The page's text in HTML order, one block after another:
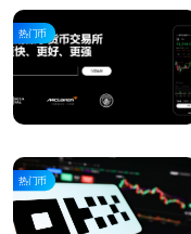
热门币
热门币